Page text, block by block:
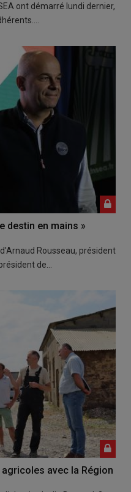
ont démarré lundi dernier,
destin en mains »
Rousseau, président
de…
avec la Région